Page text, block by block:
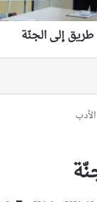
طريق إلى الجنّة